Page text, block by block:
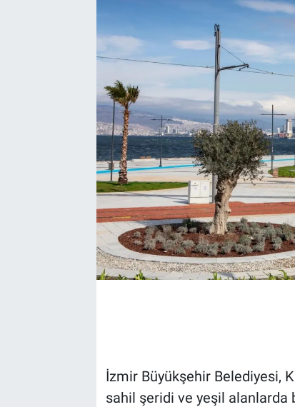
İzmir Büyükşehir Belediyesi,
sahil şeridi ve yeşil alanlarda